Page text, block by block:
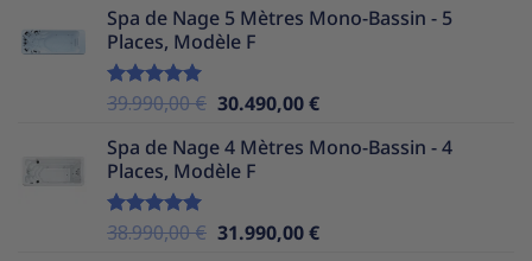
initial
était :
actuel
Spa de Nage 5 Mètres Mono-Bassin - 5
Places, Modèle F
Note5.00
39.990,00€ Le
initial
était :
30.490,00€Le
actuel
Spa de Nage 4 Mètres Mono-Bassin - 4
Places, Modèle F
Note5.00
38.990,00€ Le
31.990,00€Le